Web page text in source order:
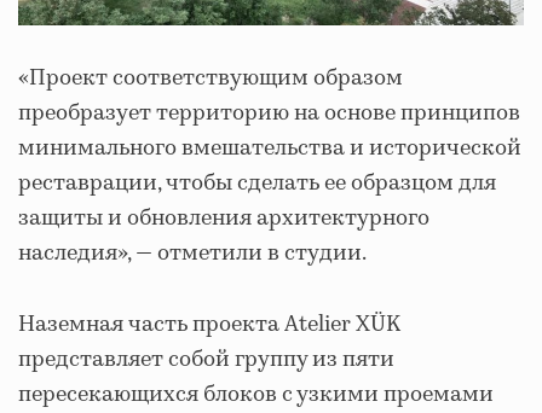
«Проект соответствующим образом
преобразует территорию на основе принципов
минимального вмешательства и исторической
реставрации, чтобы сделать ее образцом для
защиты и обновления архитектурного
наследия», — отметили в студии.
Наземная часть проекта Atelier XÜK
представляет собой группу из пяти
пересекающихся блоков с узкими проемами